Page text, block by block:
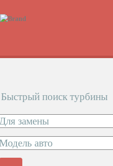
Быстрый поиск турбины